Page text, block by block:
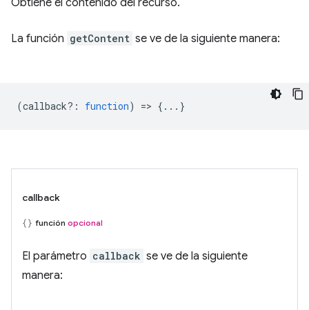
Obtiene el contenido del recurso.
La función getContent se ve de la siguiente manera:
(callback? : function) => {...}
callback
función opcional
El parámetro callback se ve de la siguiente
manera: